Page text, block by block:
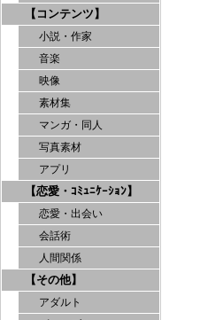
【コンテンツ】
小説・作家
音楽
映像
素材集
マンガ・同人
写真素材
アプリ
【恋愛・ｺﾐｭﾆｹｰｼｮﾝ】
恋愛・出会い
会話術
人間関係
【その他】
アダルト